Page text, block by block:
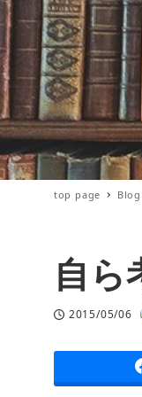
top page Blog
自ら
投稿日
2015/05/06